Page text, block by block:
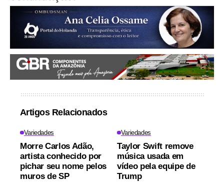
Artigos Relacionados
Variedades
Morre Carlos Adão,
artista conhecido por
pichar seu nome pelos
muros de SP
Variedades
Taylor Swift remove
música usada em
vídeo pela equipe de
Trump